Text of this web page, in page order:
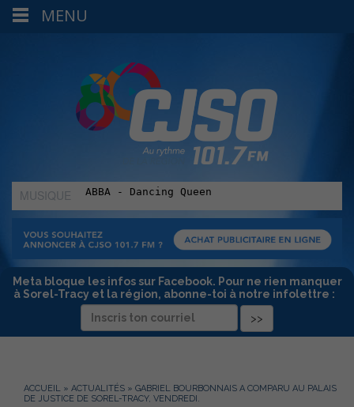
MUSIQUE
:
Meta bloque les infos sur Facebook. Pour ne rien manquer
à Sorel-Tracy et la région, abonne-toi à notre infolettre :
ACCUEIL » ACTUALITÉS » GABRIEL BOURBONNAIS A COMPARU AU PALAIS
DE JUSTICE DE SOREL-TRACY, VENDREDI.
MENU